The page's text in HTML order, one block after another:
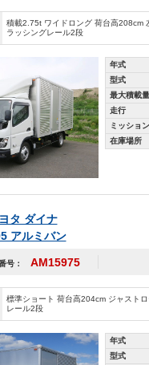
積載2.75t ワイドロング 荷台高208cm
ラッシングレール2段
年式
型式
最大積載量
走行
ミッション
在庫場所
タ ダイナ
アルミバン
号： AM15975
標準ショート 荷台高204cm ジャスト
レール2段
年式
型式